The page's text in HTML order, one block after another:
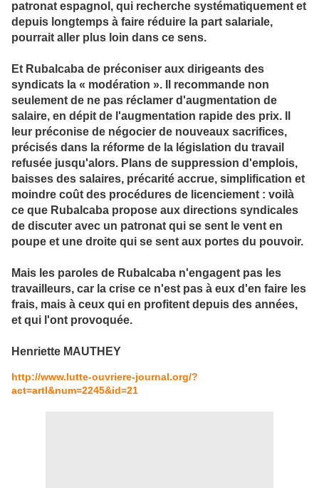
patronat espagnol, qui recherche systématiquement et
depuis longtemps à faire réduire la part salariale,
pourrait aller plus loin dans ce sens.
Et Rubalcaba de préconiser aux dirigeants des
syndicats la « modération ». Il recommande non
seulement de ne pas réclamer d'augmentation de
salaire, en dépit de l'augmentation rapide des prix. Il
leur préconise de négocier de nouveaux sacrifices,
précisés dans la réforme de la législation du travail
refusée jusqu'alors. Plans de suppression d'emplois,
baisses des salaires, précarité accrue, simplification et
moindre coût des procédures de licenciement : voilà
ce que Rubalcaba propose aux directions syndicales
de discuter avec un patronat qui se sent le vent en
poupe et une droite qui se sent aux portes du pouvoir.
Mais les paroles de Rubalcaba n'engagent pas les
travailleurs, car la crise ce n'est pas à eux d'en faire les
frais, mais à ceux qui en profitent depuis des années,
et qui l'ont provoquée.
Henriette MAUTHEY
http://www.lutte-ouvriere-journal.org/?
act=artl&num=2245&id=21